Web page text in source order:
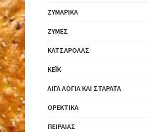
ΖΥΜΑΡΙΚΆ
ΖΎΜΕΣ
ΚΑΤΣΑΡΌΛΑΣ
ΚΈΙΚ
ΛΊΓΑ ΛΌΓΙΑ ΚΑΙ ΣΤΑΡΆΤΑ
ΟΡΕΚΤΙΚΆ
ΠΕΙΡΑΙΆΣ